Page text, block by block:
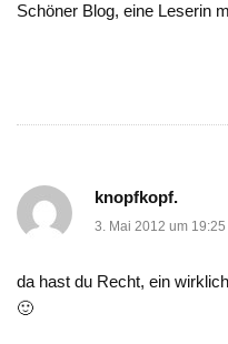
Schöner Blog, eine Leserin
knopfkopf.
3. Mai 2012 um
da hast du Recht, ein
🙂